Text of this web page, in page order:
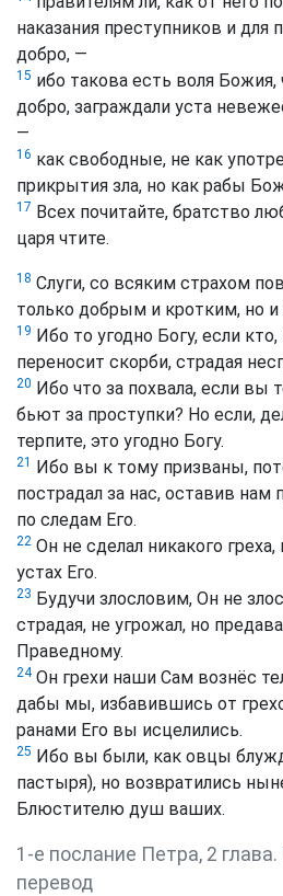
наказания преступников и
добро, —
15 ибо такова есть воля
добро, заграждали уста
—
16 как свободные, не как
прикрытия зла, но как рабы
17 Всех почитайте, братство
царя чтите.
18 Слуги, со всяким страхом
только добрым и кротким, но
19 Ибо то угодно Богу, если
переносит скорби, страдая
20 Ибо что за похвала, если вы
бьют за проступки? Но если,
терпите, это угодно Богу.
21
Ибо вы к тому призваны,
пострадал за нас, оставив
по следам Его.
22 Он не сделал никакого
устах Его.
23 Будучи злословим, Он не
страдая, не угрожал, но
Праведному.
24Он грехи наши Сам вознёс
дабы мы, избавившись от
ранами Его вы исцелились.
25 Ибо вы были, как овцы
пастыря), но возвратились
Блюстителю душ ваших.
1-е послание Петра, 2
перевод